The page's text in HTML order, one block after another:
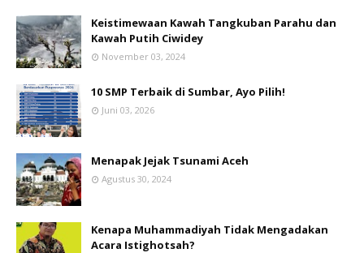
Keistimewaan Kawah Tangkuban Parahu dan
Kawah Putih Ciwidey
November 03, 2024
10 SMP Terbaik di Sumbar, Ayo Pilih!
Juni 03, 2026
Menapak Jejak Tsunami Aceh
Agustus 30, 2024
Kenapa Muhammadiyah Tidak Mengadakan
Acara Istighotsah?